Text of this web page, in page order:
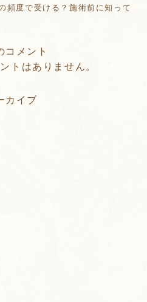
頻度で受ける？施術前に知って
コメント
トはありません。
カイブ